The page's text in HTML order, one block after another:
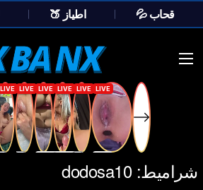
💦 قحاب 🍑 اطياز
content
شراميط:dodosa10